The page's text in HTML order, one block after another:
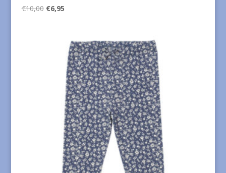
€10,00 Oorspronkelijke
€6,95Huidige
€6,95.